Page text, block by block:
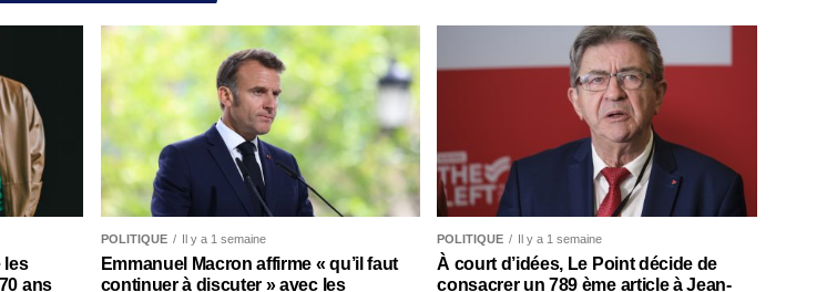
les
ans
POLITIQUE Il y a 1 semaine
Emmanuel Macron affirme « qu’il faut
continuer à discuter » avec les
POLITIQUE Il y a 1 semaine
À court d’idées, Le Point décide de
consacrer un 789 ème article à Jean-